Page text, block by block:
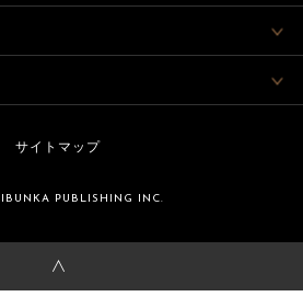
サイトマップ
PUBLISHING INC.